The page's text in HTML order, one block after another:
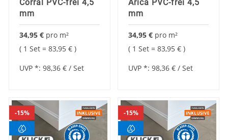
Corral PVC-frei 4,5
mm
34,95 € pro m²
1 Set = 83,95 €
UVP *: 98,36 € / Set
Arica PVC-frei 4,5
mm
34,95 € pro m²
1 Set = 83,95 €
UVP *: 98,36 € / Set
15% 15%